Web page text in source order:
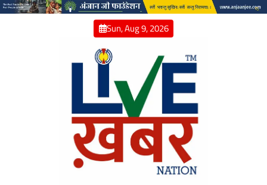
Skip
Sun, Aug 9, 2026